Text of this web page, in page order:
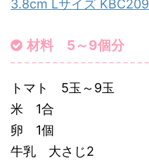
3.8cm Lサイズ KBC209
材料 5～9個分
トマト 5玉～9玉
米 1合
卵 1個
牛乳 大さじ2